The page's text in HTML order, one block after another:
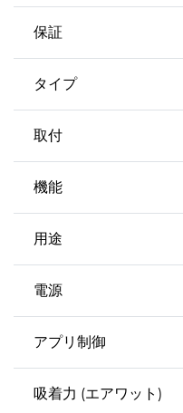
保証
タイプ
取付
機能
用途
電源
アプリ制御
吸着力 (エアワット)